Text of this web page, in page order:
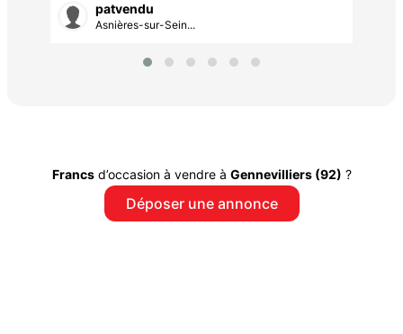
patvendu
Asnières-sur-Sein...
Francsd’occasion à vendre à Gennevilliers (92) ?
Déposer une annonce